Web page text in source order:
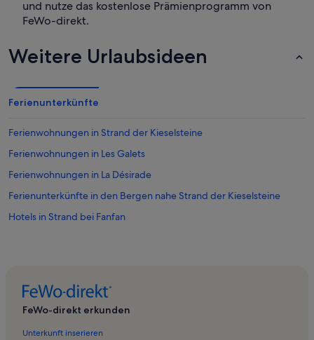
und nutze das kostenlose Prämienprogramm von
FeWo-direkt.
Weitere Urlaubsideen
Ferienunterkünfte
Ferienwohnungen in Strand der Kieselsteine
Ferienwohnungen in Les Galets
Ferienwohnungen in La Désirade
Ferienunterkünfte in den Bergen nahe Strand der Kieselsteine
Hotels in Strand bei Fanfan
FeWo-direkt erkunden
Unterkunft inserieren